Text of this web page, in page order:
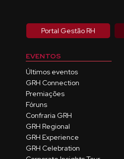
Portal Gestão RH
EVENTOS
Últimos eventos
GRH Connection
Premiações
Fóruns
Confraria GRH
GRH Regional
GRH Experience
GRH Celebration